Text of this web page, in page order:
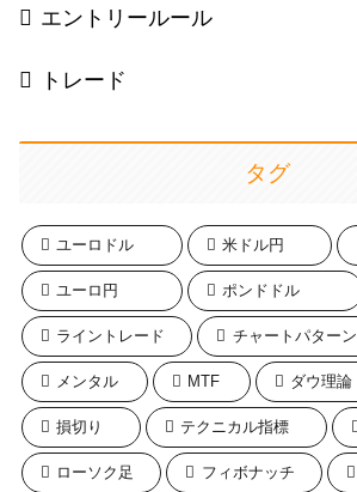
エントリールール
トレード
タグ
ユーロドル 米ドル円
ユーロ円 ポンドドル
ライントレード チャートパターン
メンタル MTF ダウ理論
損切り テクニカル指標
ローソク足 フィボナッチ